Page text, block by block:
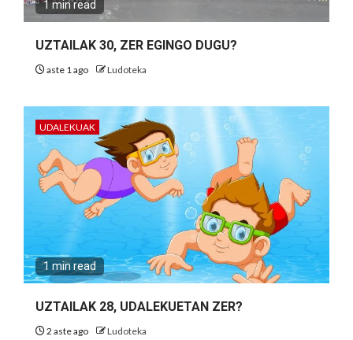
1 min read
UZTAILAK 30, ZER EGINGO DUGU?
aste 1 ago Ludoteka
UDALEKUAK
1 min read
UZTAILAK 28, UDALEKUETAN ZER?
2 aste ago Ludoteka